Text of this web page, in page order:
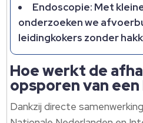
Endoscopie: Met
onderzoeken we
leidingkokers zonder
Hoe werkt de
opsporen van een
Dankzij directe